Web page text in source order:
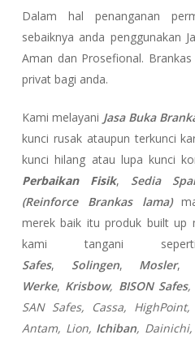
Dalam hal penanganan
sebaiknya anda penggunakan
Aman dan Prosefional.
privat bagi anda.
Kami melayani Jasa Buka
kunci rusak ataupun terkunci
kunci hilang atau lupa kunci
Perbaikan Fisik, Sedia
(Reinforce Brankas lama)
merek baik itu produk built up
kami tangani
Safes, Solingen, Mosler,
Werke, Krisbow, BISON Safes,
SAN Safes, Cassa,
Antam, Lion, Ichiban,